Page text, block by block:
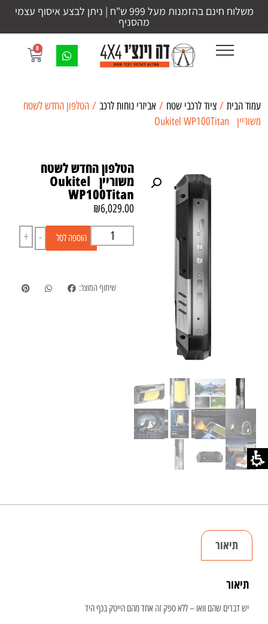
משלוח חינם בהזמנות מעל 999 ש"ח | ניתן לבצע איסוף עצמי
מהסניף
0
עמוד הבית / ציוד לרכבי שטח / אביזרי נוחות לרכב / הטלפון החדש לשטח
משוריין Oukitel WP100Titan
הטלפון החדש לשטח
משוריין Oukitel
WP100Titan
₪6,029.00
-
+ הוספה לסל
שיתוף המוצר:
תיאור
תיאור
יש דברים שהם וואו – ללא ספק זה אחד מהם הייטק בכף היד